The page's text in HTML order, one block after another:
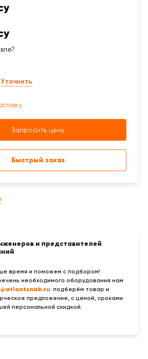
и представителей
время и поможем с подбором!
необходимого оборудования нам
: подберём товар и
предложение, с ценой, сроками
персональной скидкой.
Уточнить
Запросить цену
Быстрый заказ